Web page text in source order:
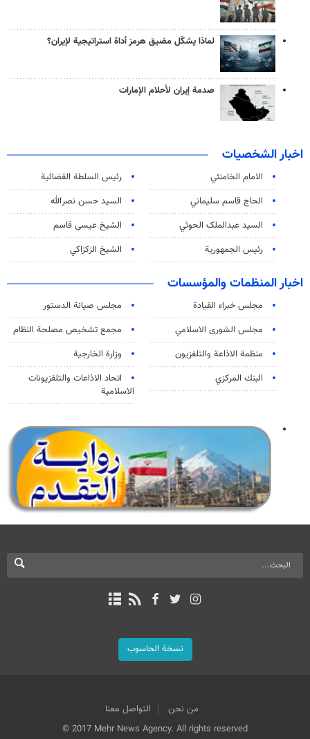
لماذا يشكّل مضيق هرمز أداة استراتيجية لإيران؟
صدمة إيران لأحلام الإمارات
اخبار الشخصيات
الامام الخامنئي
رئیس السلطة القضائیة
الحاج قاسم سليماني
السيد حسن نصرالله
السید عبدالملک الحوثي
الشيخ عيسى قاسم
رئيس الجمهورية
الشيخ الزكزاكي
اخبار المنظمات والمؤسسات
مجلس خبراء القيادة
مجلس صيانة الدستور
مجلس الشورى الاسلامي
مجمع تشخيص مصلحة النظام
منظمة الاذاعة والتلفزیون
وزارة الخارجية
البنك المركزي
اتحاد الاذاعات والتلفزيونات
الاسلامية
نسخة الحاسوب
من نحن
التواصل معنا
© 2017 Mehr News Agency. All rights reserved